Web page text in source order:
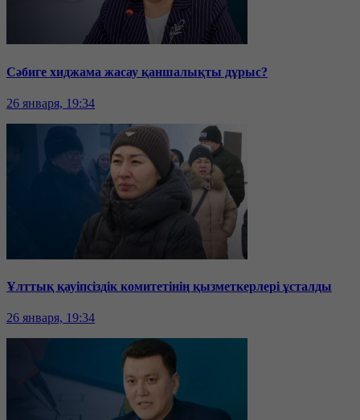
Сәбиге хиджама жасау қаншалықты дұрыс?
26 января, 19:34
Ұлттық қауіпсіздік комитетінің қызметкерлері ұсталды
26 января, 19:34